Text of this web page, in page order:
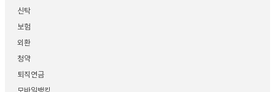
신탁
보험
외환
청약
퇴직연금